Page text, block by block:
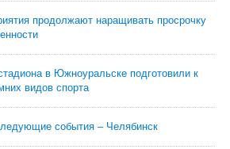
продолжают наращивать просрочку
в Южноуральске подготовили к
видов спорта
события – Челябинск